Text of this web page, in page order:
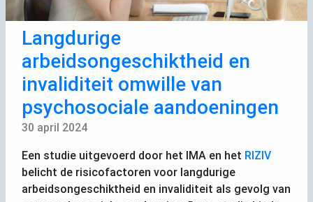
Langdurige
arbeidsongeschiktheid en
invaliditeit omwille van
psychosociale aandoeningen
30 april 2024
Een studie uitgevoerd door het IMA en het RIZIV
belicht de risicofactoren voor langdurige
arbeidsongeschiktheid en invaliditeit als gevolg van